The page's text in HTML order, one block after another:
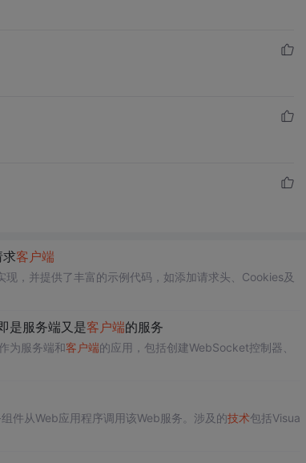
客户端
，并提供了丰富的示例代码，如添加请求头、Cookies及
是服务端又是客户端的服务
为服务端和客户端的应用，包括创建WebSocket控制器、
件从Web应用程序调用该Web服务。涉及的技术包括Visua